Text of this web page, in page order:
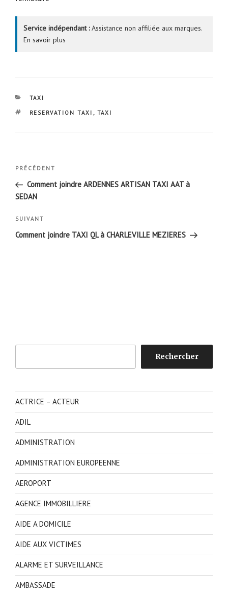
Service indépendant :Assistance non affiliée aux marques.
En savoir plus
CATÉGORIES
TAXI
ÉTIQUETTES
RESERVATION TAXI , TAXI
Navigation
l’article
Article
précédent
PRÉCÉDENT
Comment joindre ARDENNES ARTISAN TAXI AAT à
SEDAN
Article
suivant
SUIVANT
Comment joindre TAXI QL à CHARLEVILLE MEZIERES
Rechercher
ACTRICE – ACTEUR
ADIL
ADMINISTRATION
ADMINISTRATION EUROPEENNE
AEROPORT
AGENCE IMMOBILLIERE
AIDE A DOMICILE
AIDE AUX VICTIMES
ALARME ET SURVEILLANCE
AMBASSADE